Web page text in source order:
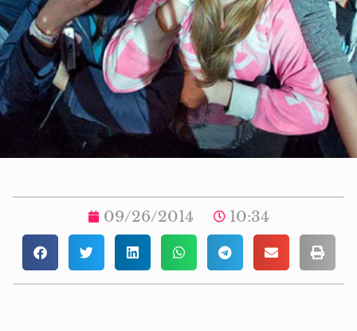
09/26/2014 10:34